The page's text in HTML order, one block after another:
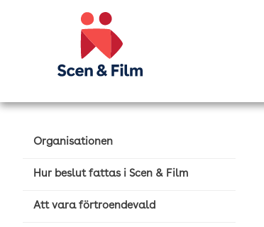
Organisationen
Hur beslut fattas i Scen & Film
Att vara förtroendevald